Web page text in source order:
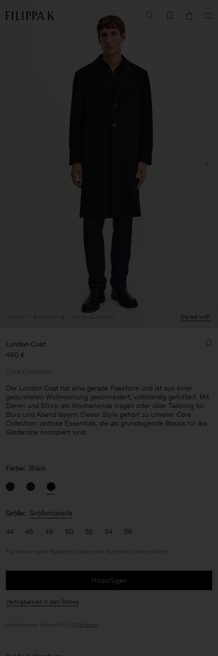
Herren
Styled with
London Coat
490 €
Core Collection
Der London Coat hat eine gerade Passform und ist aus einer
gebürsteten Wollmischung geschneidert, vollständig gefüttert. Mit
Denim und Strick am Wochenende tragen oder über Tailoring für
Büro und Abend layern. Dieser Style gehört zu unserer Core
Collection: zeitlose Essentials, die als grundlegende Basics für die
Garderobe konzipiert sind.
Farbe: Black
Größe: Größentabelle
44 46 48 50 52 54 56
Für eine engere Passform lieber eine Nummer kleiner wählen
Hinzufügen
Verfügbarkeit in den Stores
Kostenloser Versand für Mitglieder.